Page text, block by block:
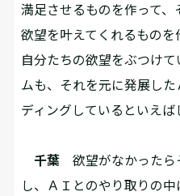
満足させるものを作って
欲望を叶えてくれるものを
自分たちの欲望をぶつけ
ムも、それを元に発展し
ディングしているといえば
千葉 欲望がなかったら
し、ＡＩとのやり取りの